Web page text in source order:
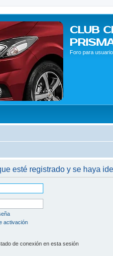
CLUB
Foro para
esté registrado y se haya
activación
de conexión en esta sesión